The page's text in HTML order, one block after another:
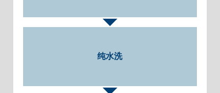
纯水洗